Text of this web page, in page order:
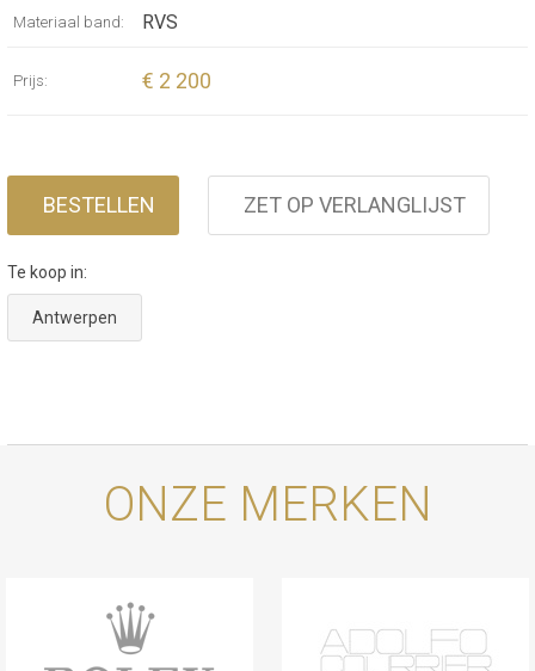
Materiaal band: RVS
Prijs: € 2 200
BESTELLEN ZET OP VERLANGLIJST
Te koop in:
Antwerpen
ONZE MERKEN